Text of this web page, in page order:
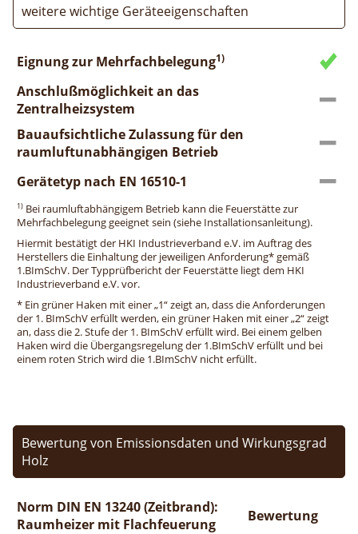
weitere wichtige Geräteeigenschaften
Eignung zur Mehrfachbelegung1)
Anschlußmöglichkeit an das
Zentralheizsystem
Bauaufsichtliche Zulassung für den
raumluftunabhängigen Betrieb
Gerätetyp nach EN 16510-1
1) Bei raumluftabhängigem Betrieb kann die Feuerstätte zur
Mehrfachbelegung geeignet sein (siehe Installationsanleitung).
Hiermit bestätigt der HKI Industrieverband e.V. im Auftrag des
Herstellers die Einhaltung der jeweiligen Anforderung* gemäß
1.BImSchV. Der Typprüfbericht der Feuerstätte liegt dem HKI
Industrieverband e.V. vor.
* Ein grüner Haken mit einer „1“ zeigt an, dass die Anforderungen
der 1. BImSchV erfüllt werden, ein grüner Haken mit einer „2“ zeigt
an, dass die 2. Stufe der 1. BImSchV erfüllt wird. Bei einem gelben
Haken wird die Übergangsregelung der 1.BImSchV erfüllt und bei
einem roten Strich wird die 1.BImSchV nicht erfüllt.
Bewertung von Emissionsdaten und Wirkungsgrad
Holz
Norm DIN EN 13240 (Zeitbrand):
Raumheizer mit Flachfeuerung
Bewertung